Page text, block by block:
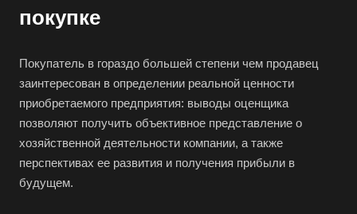
покупке
Покупатель в гораздо большей степени чем продавец
заинтересован в определении реальной ценности
приобретаемого предприятия: выводы оценщика
позволяют получить объективное представление о
хозяйственной деятельности компании, а также
перспективах ее развития и получения прибыли в
будущем.